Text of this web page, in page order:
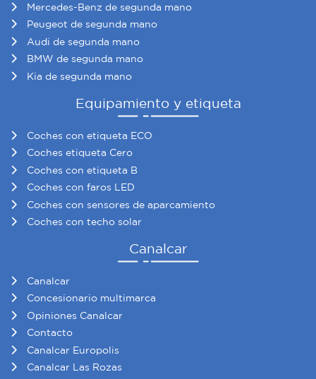
Mercedes-Benz de segunda mano
Peugeot de segunda mano
Audi de segunda mano
BMW de segunda mano
Kia de segunda mano
Equipamiento y etiqueta
Coches con etiqueta ECO
Coches etiqueta Cero
Coches con etiqueta B
Coches con faros LED
Coches con sensores de aparcamiento
Coches con techo solar
Canalcar
Canalcar
Concesionario multimarca
Opiniones Canalcar
Contacto
Canalcar Europolis
Canalcar Las Rozas